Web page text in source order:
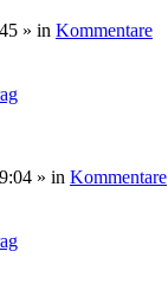
» in Kommentare
» in Kommentare